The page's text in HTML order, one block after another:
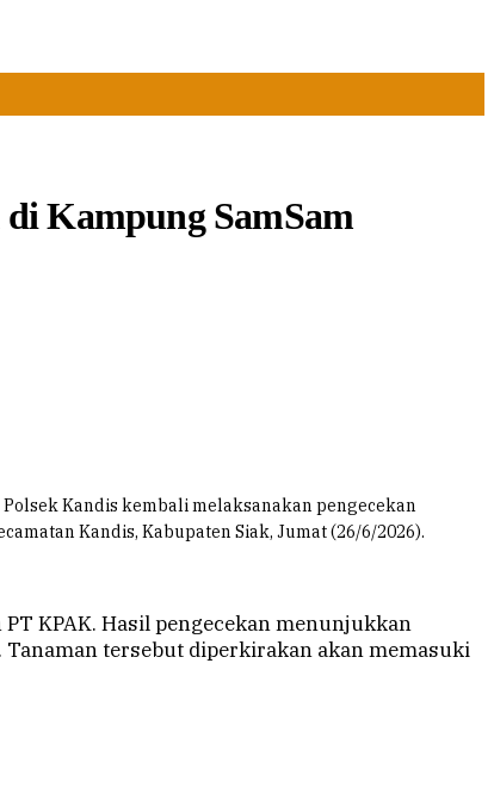
Kampung SamSam
Kandis kembali melaksanakan pengecekan
Kandis, Kabupaten Siak, Jumat (26/6/2026).
KPAK. Hasil pengecekan menunjukkan
tersebut diperkirakan akan memasuki